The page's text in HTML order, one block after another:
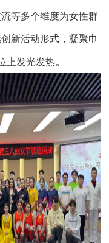
等多个维度为女性群
新活动形式，凝聚巾
上发光发热。